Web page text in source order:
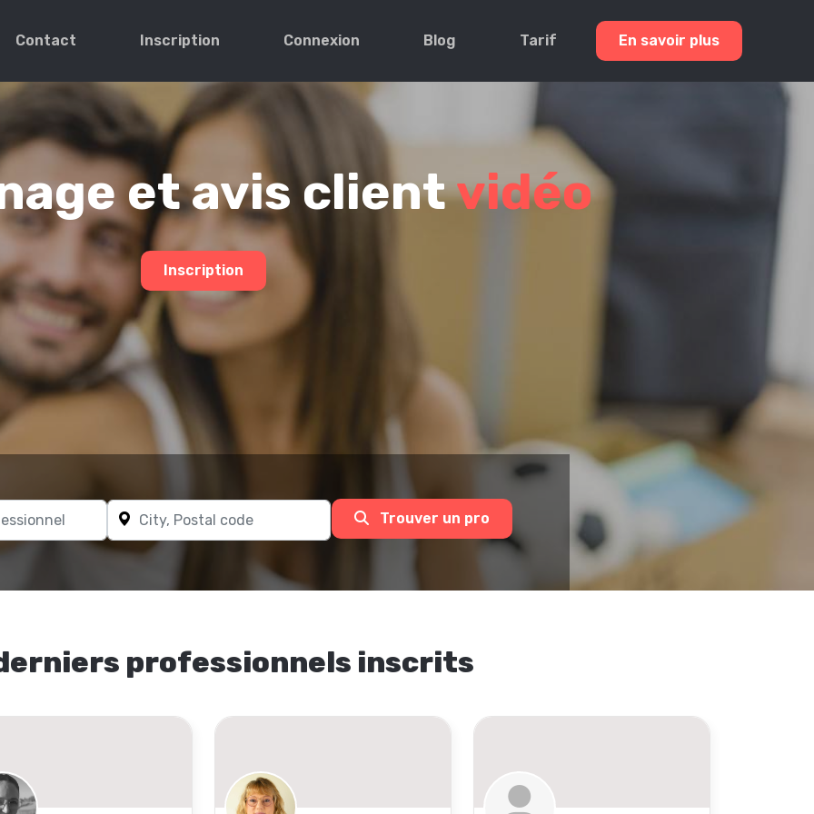
Contact Inscription Connexion Blog Tarif En savoir plus
et avis clientvidéo
Inscription
Trouver un pro
professionnels inscrits